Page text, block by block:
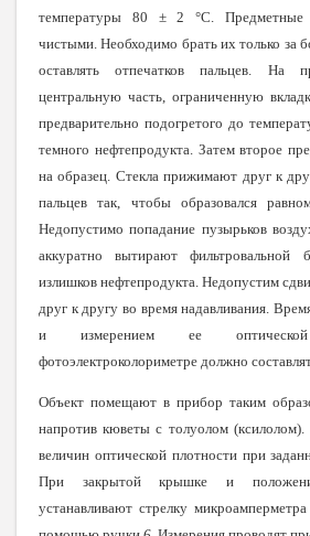
температуры 80 ± 2 °С. Предметные
чистыми. Необходимо брать их только за
оставлять отпечатков пальцев. На
центральную часть, ограниченную
предварительно подогретого до
темного нефтепродукта. Затем второе
на образец. Стекла прижимают друг к
пальцев так, чтобы образовался
Недопустимо попадание пузырьков
аккуратно вытирают фильтровальной
излишков нефтепродукта. Недопустим
друг к другу во время надавливания.
и измерением ее
фотоэлектроколориметре должно
Объект помещают в прибор таким
напротив кюветы с толуолом (ксилолом).
величин оптической плотности при
При закрытой крышке и
устанавливают стрелку